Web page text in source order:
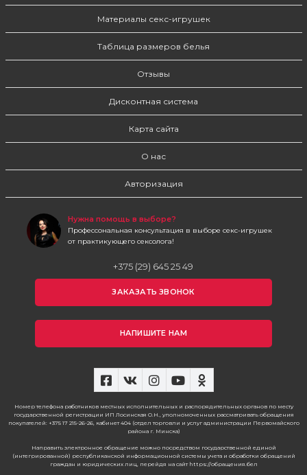
Материалы секс-игрушек
Таблица размеров белья
Отзывы
Дисконтная система
Карта сайта
О нас
Авторизация
Нужна помощь в выборе?
Профессональная консультация в выборе секс-игрушек
от практикующего сексолога!
+375 (29) 645 25 49
ЗАКАЗАТЬ ЗВОНОК
НАПИШИТЕ НАМ
Номер телефона работников местных исполнительных и распорядительных органов по месту
государственной регистрации ИП Лосинская О.Н., уполномоченных рассматривать обращения
покупателей: +375 17 215-26-26, кабинет 404 (отдел торговли и услуг администрации Первомайского
района г. Минска)
Направить электронное обращение можно посредством государственной единой
(интегрированной) республиканской информационной системы учета и обработки обращений
граждан и юридических лиц, перейдя на сайт https://обращения.бел